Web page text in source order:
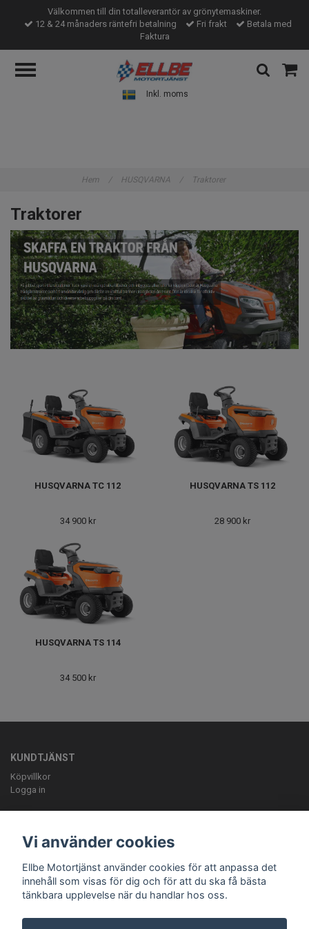
Välkommen till din totalleverantör av grönytemaskiner.
12 & 24 månaders räntefri betalning
Fri frakt
Betala med
Faktura
Inkl. moms
Hem / HUSQVARNA / Traktorer
Traktorer
HUSQVARNA TC 112
34 900 kr
HUSQVARNA TS 112
28 900 kr
HUSQVARNA TS 114
34 500 kr
KUNDTJÄNST
Köpvillkor
Logga in
info@ellbemotortjanst.seÖppettider: Måndag -Torsdag 8-18 Fredag 8-
Vi använder cookies
Ellbe Motortjänst använder cookies för att anpassa det
innehåll som visas för dig och för att du ska få bästa
tänkbara upplevelse när du handlar hos oss.